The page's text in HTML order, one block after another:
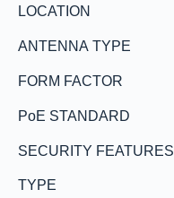
LOCATION
ANTENNA TYPE
FORM FACTOR
PoE STANDARD
SECURITY FEATURES
TYPE